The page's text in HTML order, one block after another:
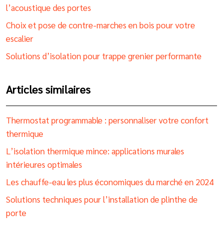
l’acoustique des portes
Choix et pose de contre-marches en bois pour votre
escalier
Solutions d’isolation pour trappe grenier performante
Articles similaires
Thermostat programmable : personnaliser votre confort
thermique
L’isolation thermique mince: applications murales
intérieures optimales
Les chauffe-eau les plus économiques du marché en 2024
Solutions techniques pour l’installation de plinthe de
porte